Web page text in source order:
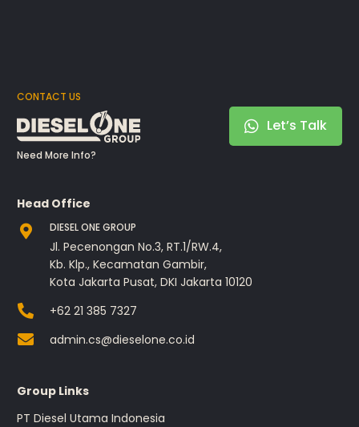
CONTACT US
Need More Info?
Let’s Talk
Head Office
DIESEL ONE GROUP
Jl. Pecenongan No.3, RT.1/RW.4,
Kb. Klp., Kecamatan Gambir,
Kota Jakarta Pusat, DKI Jakarta 10120
+62 21 385 7327
admin.cs@dieselone.co.id
Group Links
PT Diesel Utama Indonesia